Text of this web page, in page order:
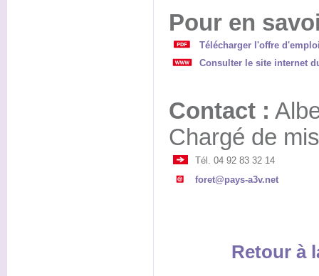
Pour en
Télécharger l'offre
Consulter le site internet
Contact :
Chargé de
Tél. 04 92 83 32 14
foret@pays-a3v.net
Retour à